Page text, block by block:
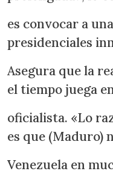
es convocar a
presidenciales
Asegura que la
el tiempo juega
oficialista. «Lo
es que (Maduro)
Venezuela en